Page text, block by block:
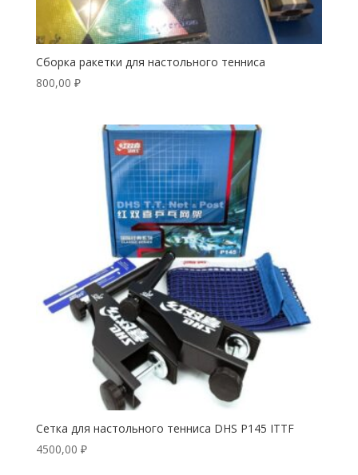
Сборка ракетки для настольного тенниса
800,00 ₽
Сетка для настольного тенниса DHS P145 ITTF
4500,00 ₽